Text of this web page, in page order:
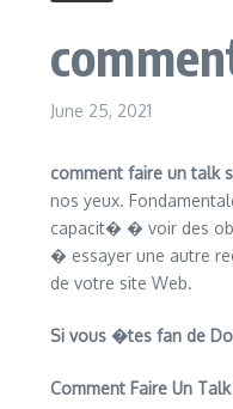
June 25, 2021
comment faire un talk
nos yeux.
capacit� � voir des
� essayer une autre
de votre site Web.
Si vous �tes fan de
Comment Faire Un